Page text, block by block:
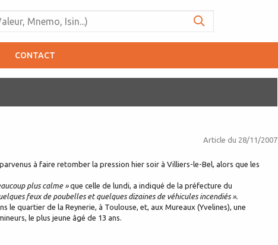
CONTACT
Article du 28/11/2007
à faire retomber la pression hier soir à Villiers-le-Bel, alors que les
plus calme »que celle de lundi, a indiqué de la préfecture du
feux de poubelles et quelques dizaines de véhicules incendiés ».
le quartier de la Reynerie, à Toulouse, et, aux Mureaux (Yvelines), une
le plus jeune âgé de 13 ans.